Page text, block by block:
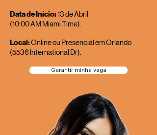
Data de Início:13 de Abril
(10:00 AM Miami Time).
Local:Online ou Presencial em Orlando
(5536 International Dr).
Garantir minha vaga